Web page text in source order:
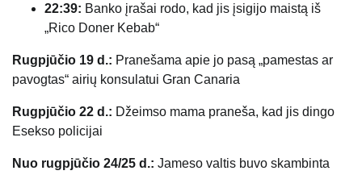
22:39: Banko įrašai rodo, kad jis įsigijo maistą iš
„Rico Doner Kebab“
Rugpjūčio 19 d.: Pranešama apie jo pasą „pamestas ar
pavogtas“ airių konsulatui Gran Canaria
Rugpjūčio 22 d.: Džeimso mama praneša, kad jis dingo
Esekso policijai
Nuo rugpjūčio 24/25 d.: Jameso valtis buvo skambinta